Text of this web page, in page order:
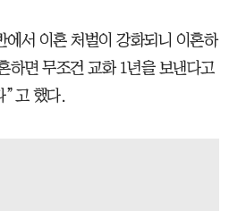
서 이혼 처벌이 강화되니 이혼하
하면 무조건 교화 1년을 보낸다고
”고 했다.